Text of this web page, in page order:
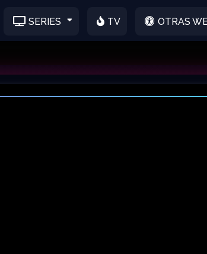
SERIES TV OTRAS